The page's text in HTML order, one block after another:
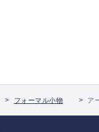
フォーマル小物 ア